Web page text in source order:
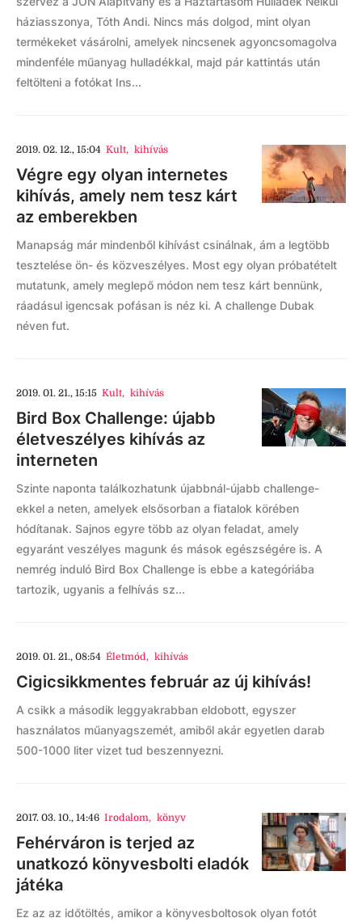
háziasszonya, Tóth Andi. Nincs más dolgod, mint olyan
termékeket vásárolni, amelyek nincsenek agyoncsomagolva
mindenféle műanyag hulladékkal, majd pár kattintás után
feltölteni a fotókat Ins...
2019. 02. 12., 15:04 Kult, kihívás
Végre egy olyan internetes
kihívás, amely nem tesz kárt
az emberekben
Manapság már mindenből kihívást csinálnak, ám a legtöbb
tesztelése ön- és közveszélyes. Most egy olyan próbatételt
mutatunk, amely meglepő módon nem tesz kárt bennünk,
ráadásul igencsak pofásan is néz ki. A challenge Dubak
néven fut.
2019. 01. 21., 15:15 Kult, kihívás
Bird Box Challenge: újabb
életveszélyes kihívás az
interneten
Szinte naponta találkozhatunk újabbnál-újabb challenge-
ekkel a neten, amelyek elsősorban a fiatalok körében
hódítanak. Sajnos egyre több az olyan feladat, amely
egyaránt veszélyes magunk és mások egészségére is. A
nemrég induló Bird Box Challenge is ebbe a kategóriába
tartozik, ugyanis a felhívás sz...
2019. 01. 21., 08:54 Életmód, kihívás
Cigicsikkmentes február az új kihívás!
A csikk a második leggyakrabban eldobott, egyszer
használatos műanyagszemét, amiből akár egyetlen darab
500-1000 liter vizet tud beszennyezni.
2017. 03. 10., 14:46 Irodalom, könyv
Fehérváron is terjed az
unatkozó könyvesbolti eladók
játéka
Ez az az időtöltés, amikor a könyvesboltosok olyan fotót